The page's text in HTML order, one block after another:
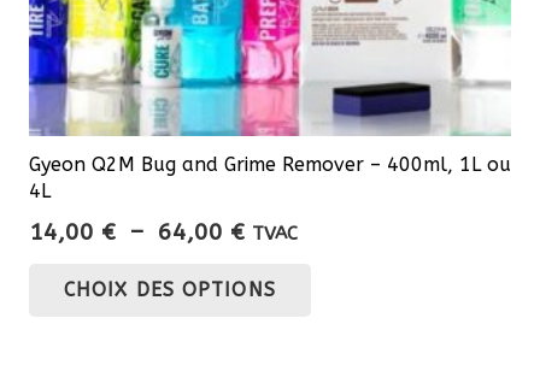
Gyeon Q2M Bug and Grime Remover – 400ml, 1L ou
4L
14,00 € – 64,00 €Plage
prix :
TVAC
CHOIX DES OPTIONS